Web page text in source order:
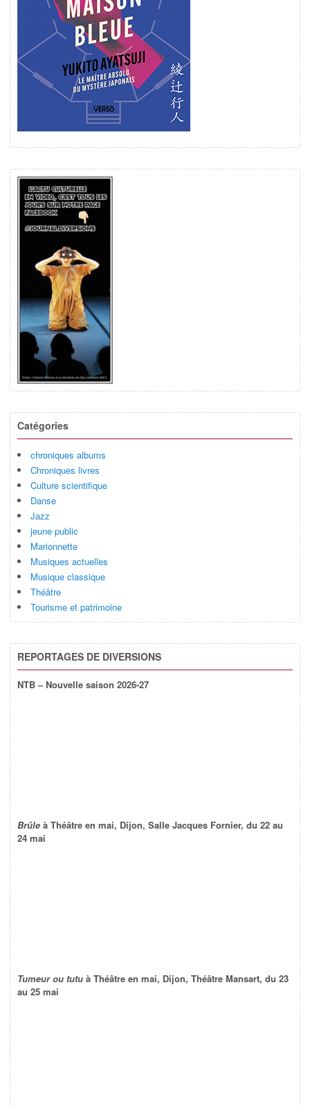
Catégories
chroniques albums
Chroniques livres
Culture scientifique
Danse
Jazz
jeune public
Marionnette
Musiques actuelles
Musique classique
Théâtre
Tourisme et patrimoine
REPORTAGES DE DIVERSIONS
NTB – Nouvelle saison 2026-27
Brûle à Théâtre en mai, Dijon, Salle Jacques Fornier, du 22 au
24 mai
Tumeur ou tutu à Théâtre en mai, Dijon, Théâtre Mansart, du 23
au 25 mai